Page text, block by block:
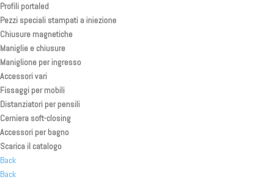
Profili portaled
Pezzi speciali stampati a iniezione
Chiusure magnetiche
Maniglie e chiusure
Maniglione per ingresso
Accessori vari
Fissaggi per mobili
Distanziatori per pensili
Cerniera soft-closing
Accessori per bagno
Scarica il catalogo
Back
Back